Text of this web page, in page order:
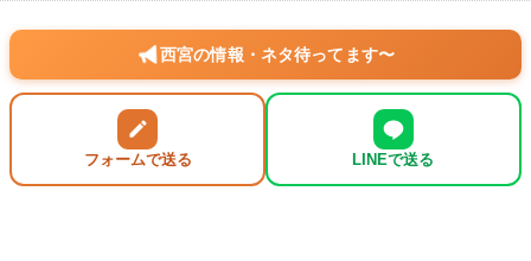
西宮の情報・ネタ待ってます〜
フォームで送る LINEで送る